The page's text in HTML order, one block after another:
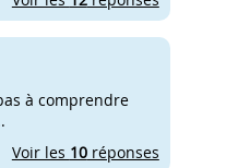
à comprendre
Voir les 10réponses